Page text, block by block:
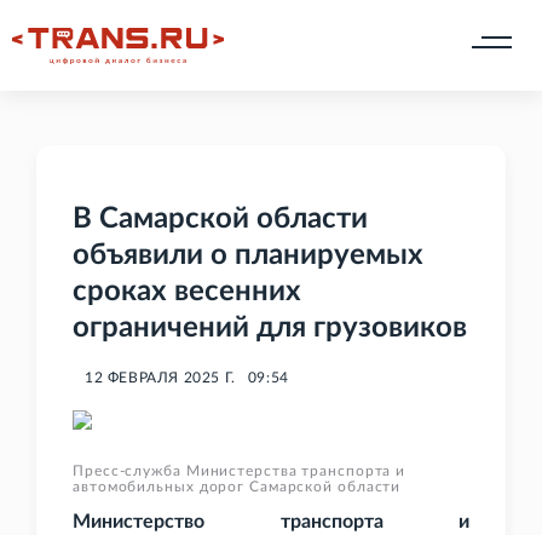
В Самарской области
объявили о планируемых
сроках весенних
ограничений для грузовиков
12 ФЕВРАЛЯ 2025 Г. 09:54
Пресс-служба Министерства транспорта и
автомобильных дорог Самарской области
Министерство транспорта и